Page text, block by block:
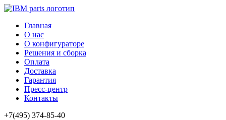
Главная
О нас
О конфигураторе
Решения и сборка
Оплата
Доставка
Гарантия
Пресс-центр
Контакты
+7(495) 374-85-40